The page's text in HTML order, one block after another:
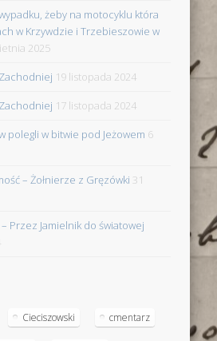
żeby na motocyklu która
w Krzywdzie i Trzebieszowie w
2025
19 listopada 2024
17 listopada 2024
polegli w bitwie pod Jeżowem 6
– Żołnierze z Gręzówki 31
Przez Jamielnik do światowej
Cieciszowski cmentarz